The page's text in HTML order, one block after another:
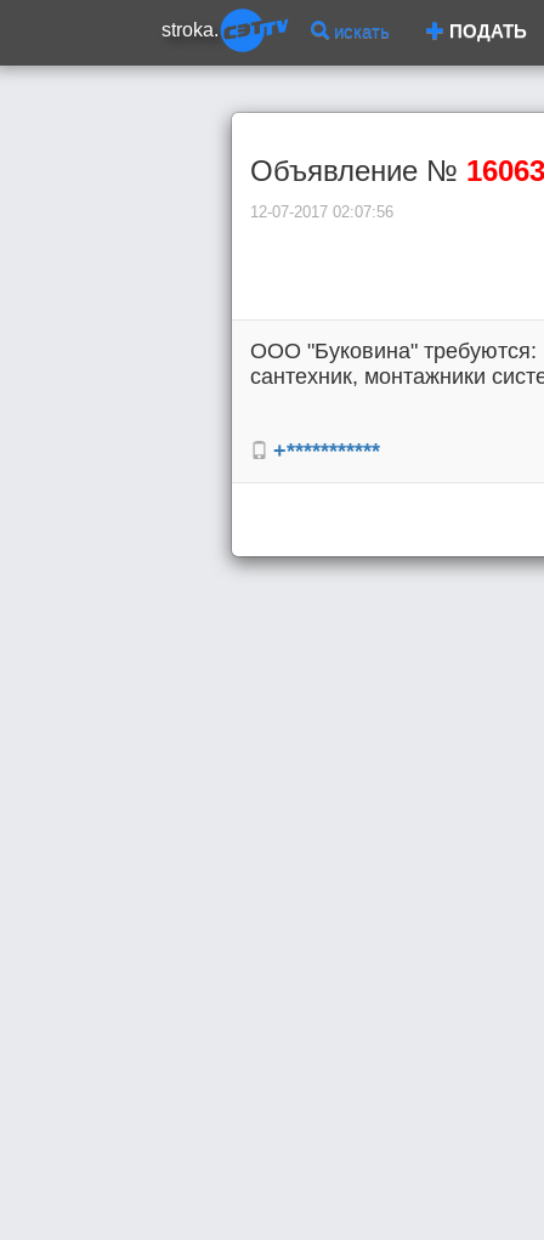
stroka. искать ПОДАТЬ
Объявление № 16063
12-07-2017 02:07:56
ООО "Буковина" требуются:
сантехник, монтажники
+***********